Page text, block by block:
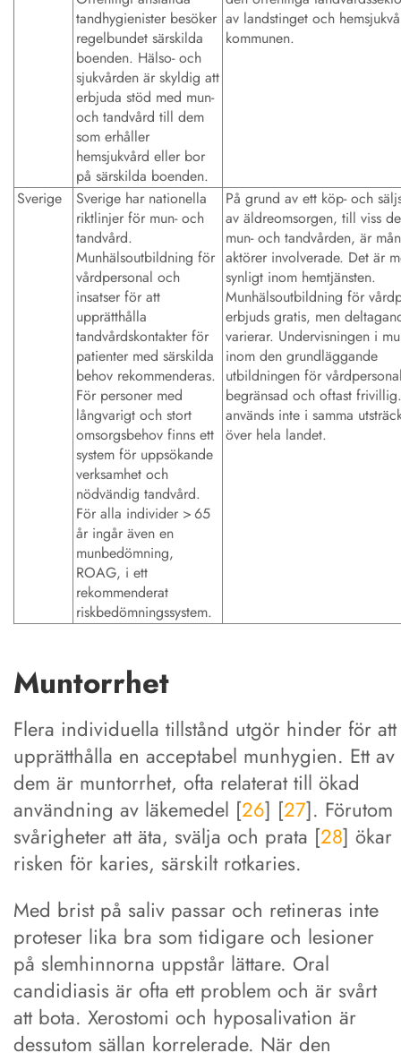
tandhygienister besöker
regelbundet särskilda
boenden. Hälso- och
sjukvården är skyldig att
erbjuda stöd med mun-
och tandvård till dem
som erhåller
hemsjukvård eller bor
på särskilda boenden.
av landstinget och
kommunen.
Sverige
Sverige har nationella
riktlinjer för mun- och
tandvård.
Munhälsoutbildning för
vårdpersonal och
insatser för att
upprätthålla
tandvårdskontakter för
patienter med särskilda
behov rekommenderas.
För personer med
långvarigt och stort
omsorgsbehov finns ett
system för uppsökande
verksamhet och
nödvändig tandvård.
För alla individer > 65
år ingår även en
munbedömning,
ROAG, i ett
rekommenderat
riskbedömningssystem.
På grund av ett köp- och
av äldreomsorgen, till viss
mun- och tandvården, är
aktörer involverade. Det är
synligt inom hemtjänsten.
Munhälsoutbildning för
erbjuds gratis, men
varierar. Undervisningen i
inom den grundläggande
utbildningen för
begränsad och oftast
används inte i samma
över hela landet.
Muntorrhet
Flera individuella tillstånd utgör hinder för att
upprätthålla en acceptabel munhygien. Ett av
dem är muntorrhet, ofta relaterat till ökad
användning av läkemedel [26] [27]. Förutom
svårigheter att äta, svälja och prata [28] ökar
risken för karies, särskilt rotkaries.
Med brist på saliv passar och retineras inte
proteser lika bra som tidigare och lesioner
på slemhinnorna uppstår lättare. Oral
candidiasis är ofta ett problem och är svårt
att bota. Xerostomi och hyposalivation är
dessutom sällan korrelerade. När den